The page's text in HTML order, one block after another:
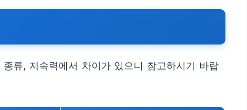
류, 지속력에서 차이가 있으니 참고하시기 바랍